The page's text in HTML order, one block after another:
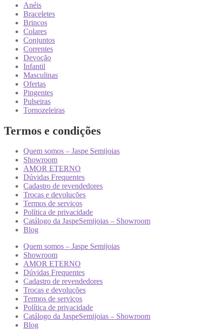
Anéis
Braceletes
Brincos
Colares
Conjuntos
Correntes
Devoção
Infantil
Masculinas
Ofertas
Pingentes
Pulseiras
Tornozeleiras
Termos e condições
Quem somos – Jaspe Semijoias
Showroom
AMOR ETERNO
Dúvidas Frequentes
Cadastro de revendedores
Trocas e devoluções
Termos de serviços
Política de privacidade
Catálogo da JaspeSemijoias – Showroom
Blog
Quem somos – Jaspe Semijoias
Showroom
AMOR ETERNO
Dúvidas Frequentes
Cadastro de revendedores
Trocas e devoluções
Termos de serviços
Política de privacidade
Catálogo da JaspeSemijoias – Showroom
Blog